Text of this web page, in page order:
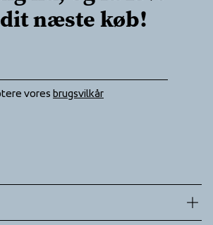
næste køb!
vores brugsvilkår